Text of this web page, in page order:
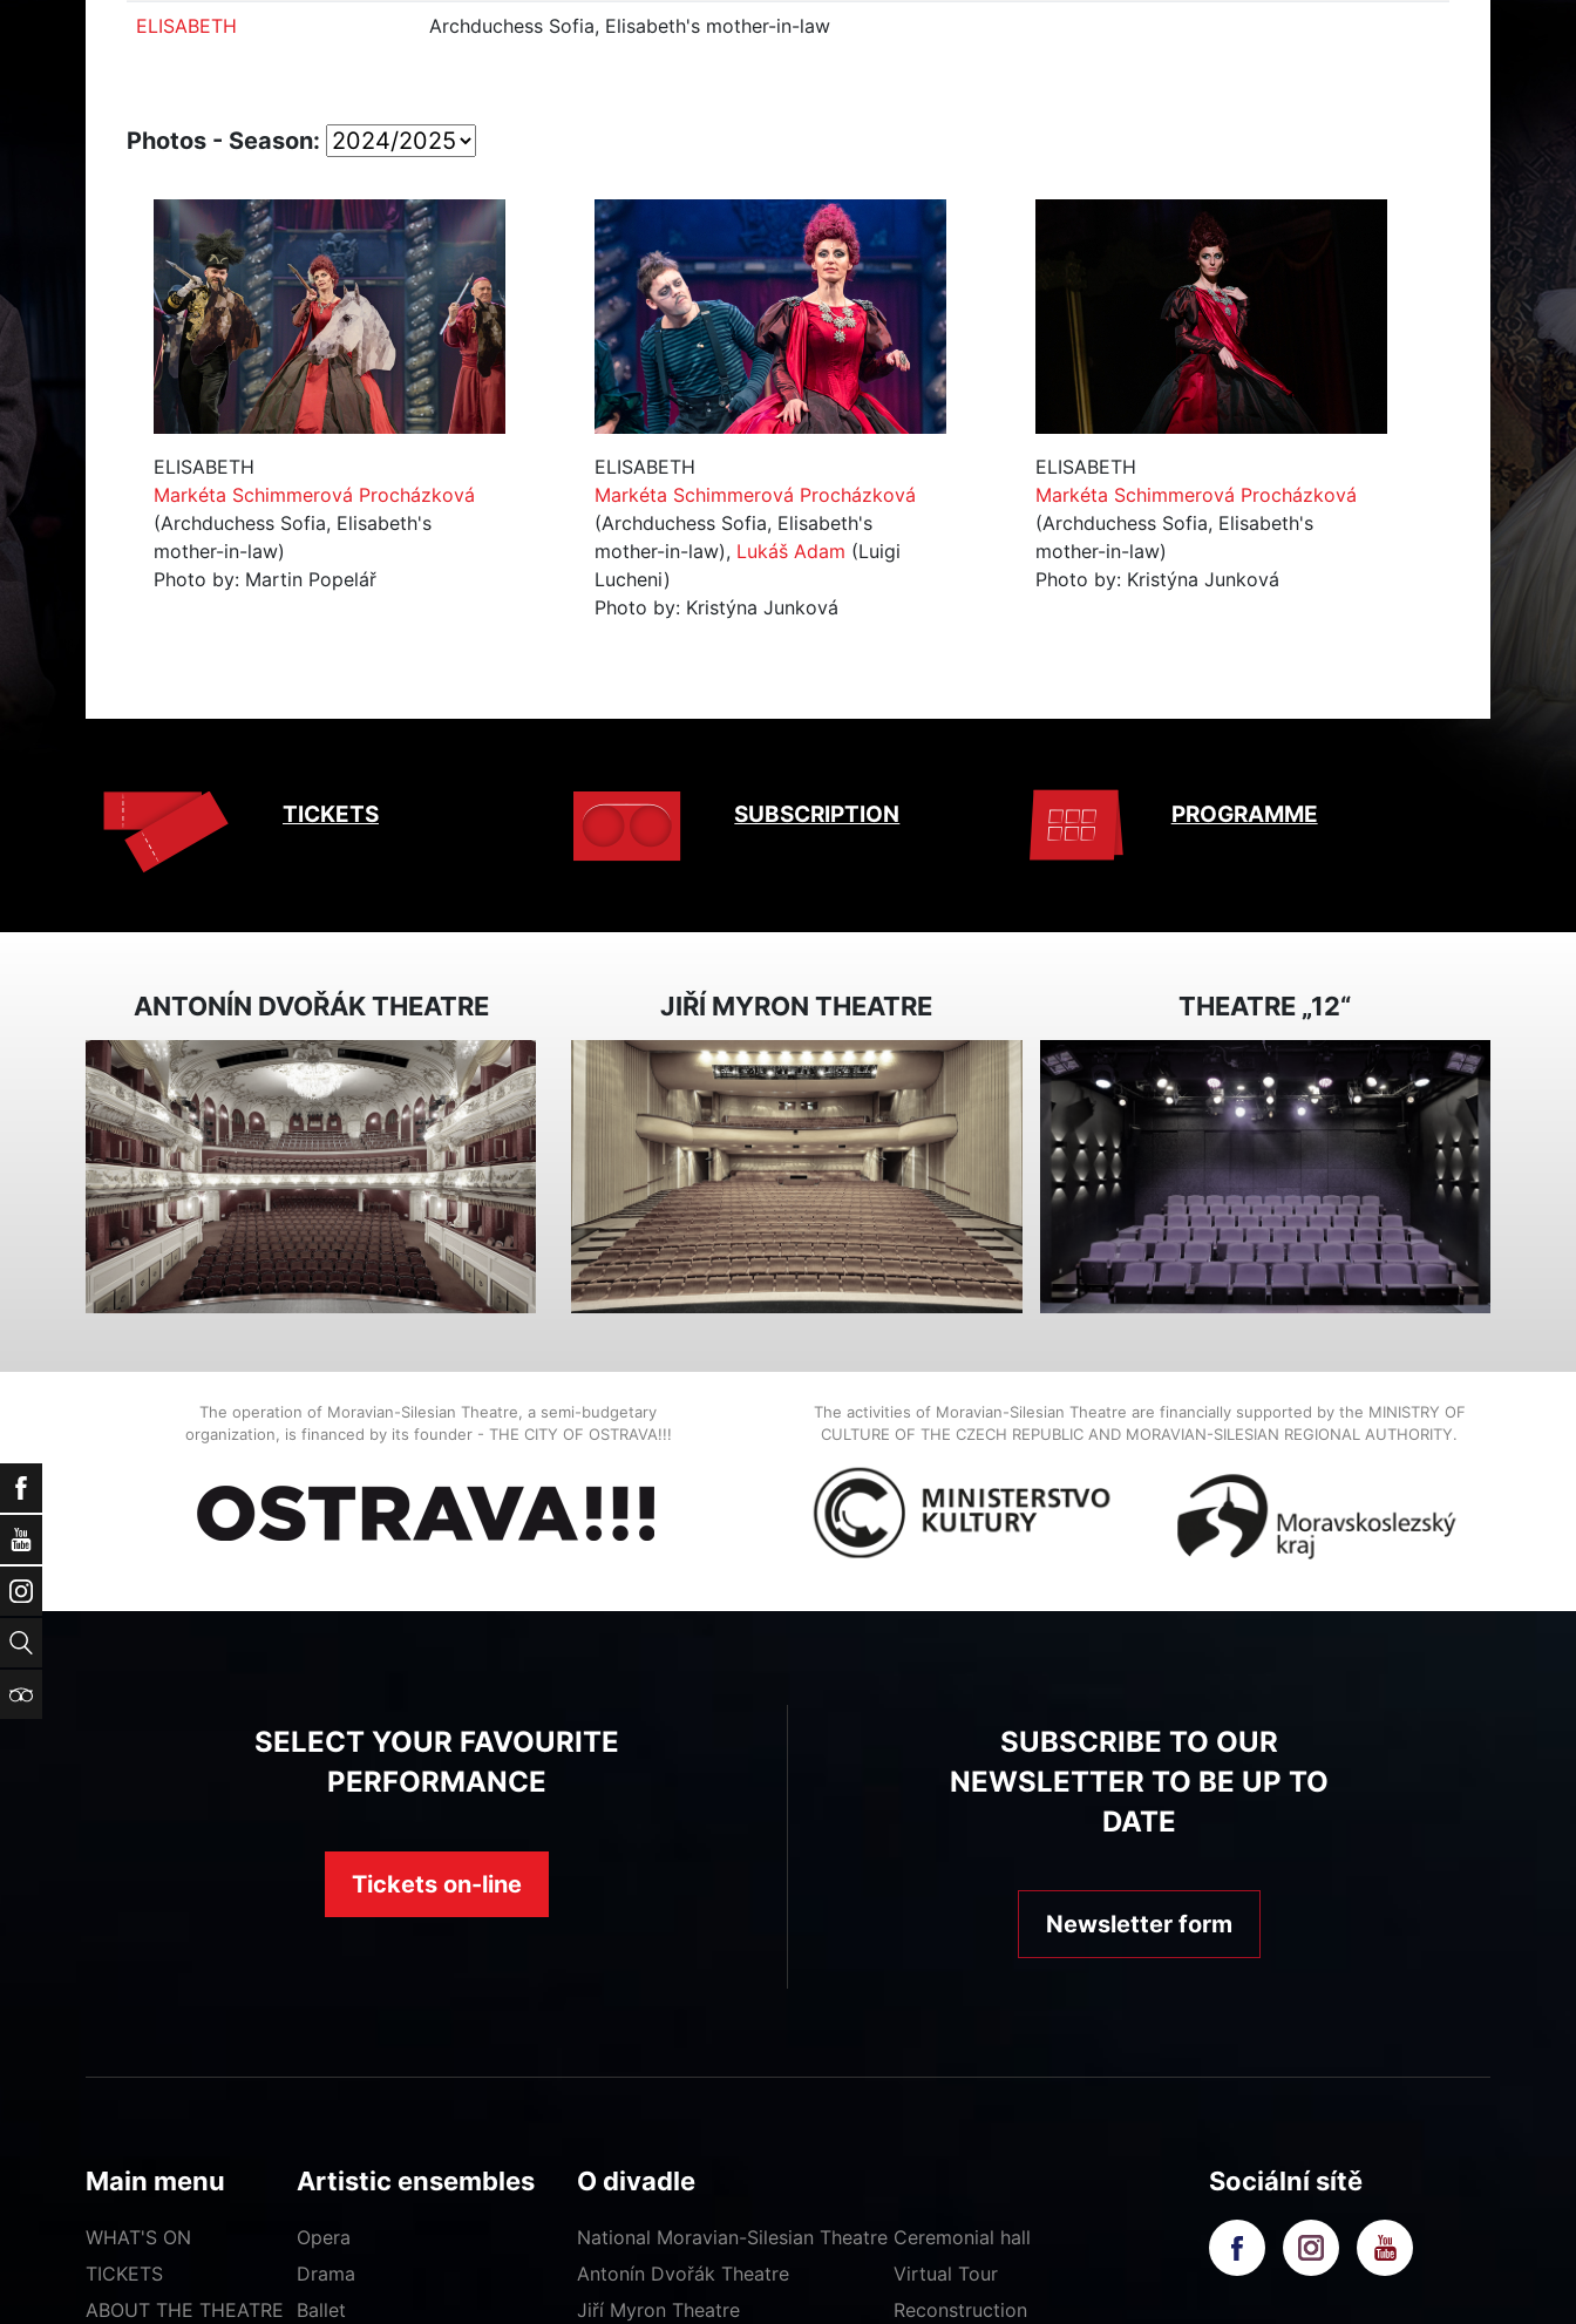
Facebook
YouTube
Instagram
Search
TripAdvisor
ELISABETH Archduchess Sofia, Elisabeth's mother-in-law
Photos - Season:
ELISABETH
Markéta Schimmerová Procházková
(Archduchess Sofia, Elisabeth's
mother-in-law)
Photo by: Martin Popelář
ELISABETH
Markéta Schimmerová Procházková
(Archduchess Sofia, Elisabeth's
mother-in-law), Lukáš Adam (Luigi
Lucheni)
Photo by: Kristýna Junková
ELISABETH
Markéta Schimmerová Procházková
(Archduchess Sofia, Elisabeth's
mother-in-law)
Photo by: Kristýna Junková
TICKETS SUBSCRIPTION PROGRAMME
ANTONÍN DVOŘÁK THEATRE JIŘÍ MYRON THEATRE THEATRE „12“
The operation of Moravian-Silesian Theatre, a semi-budgetary
organization, is financed by its founder - THE CITY OF OSTRAVA!!!
The activities of Moravian-Silesian Theatre are financially supported by the MINISTRY OF
CULTURE OF THE CZECH REPUBLIC AND MORAVIAN-SILESIAN REGIONAL AUTHORITY.
SELECT YOUR FAVOURITE
PERFORMANCE
Tickets on-line
SUBSCRIBE TO OUR
NEWSLETTER TO BE UP TO
DATE
Newsletter form
Main menu
WHAT'S ON
TICKETS
ABOUT THE THEATRE
Artistic ensembles
Opera
Drama
Ballet
O divadle
National Moravian-Silesian Theatre
Antonín Dvořák Theatre
Jiří Myron Theatre
Ceremonial hall
Virtual Tour
Reconstruction
Sociální sítě